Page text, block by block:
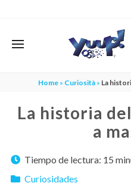
Home » Curiosità » La
La historia
a
Tiempo de lectura: 15
Curiosidades